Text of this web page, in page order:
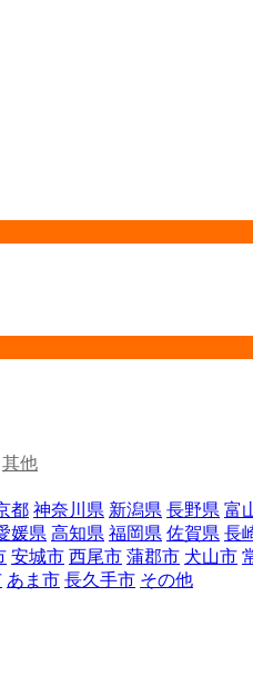
其他
都 神奈川県 新潟県 長野県 富
媛県 高知県 福岡県 佐賀県 長
安城市 西尾市 蒲郡市 犬山市
あま市 長久手市 その他